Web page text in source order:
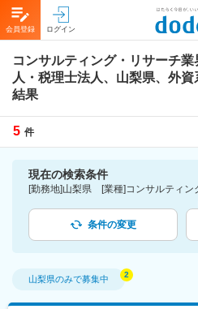
会員登録 ログイン
コンサルティング・リサーチ
人・税理士法人、山梨県、外資
結果
5 件
現在の検索条件
条件の変更
山梨県のみで募集中